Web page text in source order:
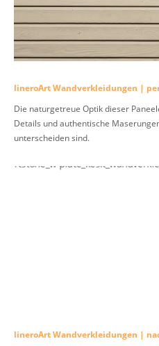
lineroArt Wandverkleidungen |
Die naturgetreue Optik dieser
Details und authentische
unterscheiden sind.
lineroArt Wandverkleidungen |